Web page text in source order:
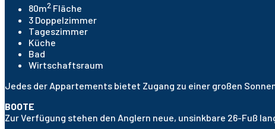
80m2 Fläche
3 Doppelzimmer
Tageszimmer
Küche
Bad
Wirtschaftsraum
Jedes der Appartements bietet Zugang zu einer großen
BOOTE
Zur Verfügung stehen den Anglern neue, unsinkbare 26-Fuß